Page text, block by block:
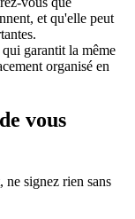
et qu'elle peut
garantit la même
organisé en
vous
ne signez rien sans